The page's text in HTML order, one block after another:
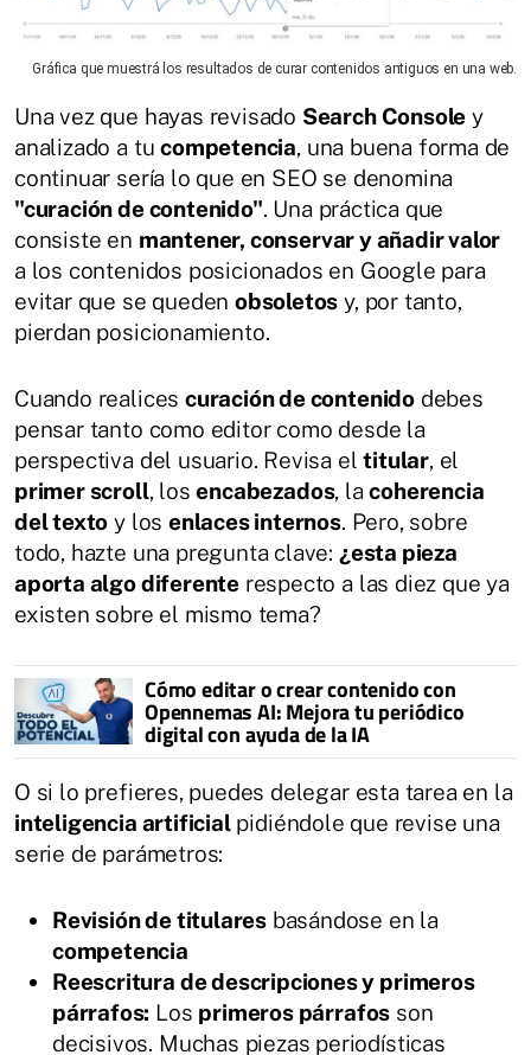
Gráfica que muestrá los resultados de curar contenidos antiguos en una web.
Una vez que hayas revisado Search Console y
analizado a tucompetencia, una buena forma de
continuar sería lo que en SEO se denomina
"curación de contenido". Una práctica que
consiste en mantener, conservar y añadir valor
a los contenidos posicionados en Google para
evitar que se quedenobsoletos y, por tanto,
pierdan posicionamiento.
Cuando realices curación de contenidodebes
pensar tanto como editor como desde la
perspectiva del usuario. Revisa eltitular, el
primer scroll, losencabezados, lacoherencia
del texto y los enlaces internos. Pero, sobre
todo, hazte una pregunta clave: ¿esta pieza
aporta algo diferente respecto a las diez que ya
existen sobre el mismo tema?
Cómo editar o crear contenido con
Opennemas AI: Mejora tu periódico
digital con ayuda de la IA
O si lo prefieres, puedes delegar esta tarea en la
inteligencia artificialpidiéndole que revise una
serie de parámetros:
Revisión de titulares basándose en la
competencia
Reescritura de descripciones y primeros
párrafos: Los primeros párrafos son
decisivos. Muchas piezas periodísticas